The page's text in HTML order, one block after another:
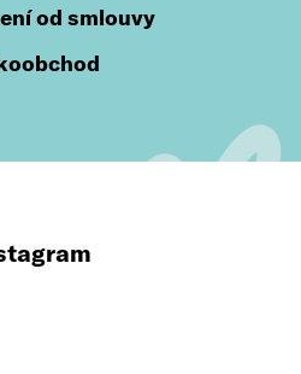
od smlouvy